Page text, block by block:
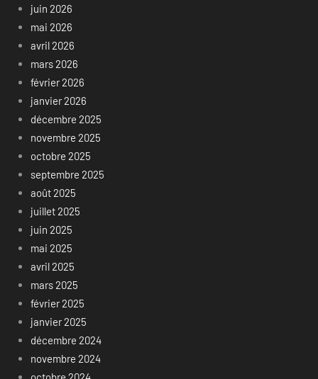
juin 2026
mai 2026
avril 2026
mars 2026
février 2026
janvier 2026
décembre 2025
novembre 2025
octobre 2025
septembre 2025
août 2025
juillet 2025
juin 2025
mai 2025
avril 2025
mars 2025
février 2025
janvier 2025
décembre 2024
novembre 2024